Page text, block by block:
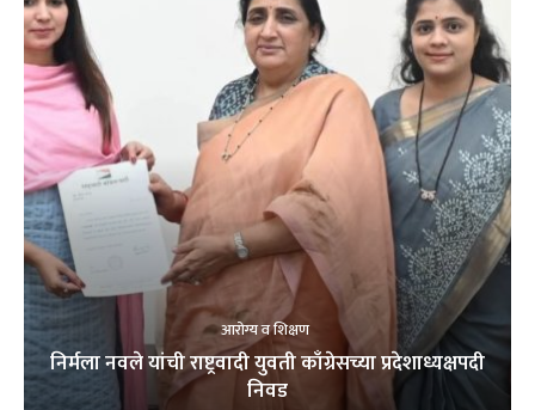
आरोग्य व शिक्षण
निर्मला नवले यांची राष्ट्रवादी युवती काँग्रेसच्या प्रदेशाध्यक्षपदी
निवड